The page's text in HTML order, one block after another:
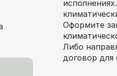
Оформите
Либо
договор для